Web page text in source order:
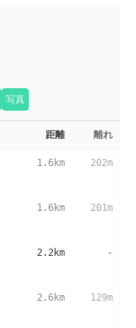
写真
距離 離れ
1.6km 202m
1.6km 201m
2.2km -
2.6km 129m